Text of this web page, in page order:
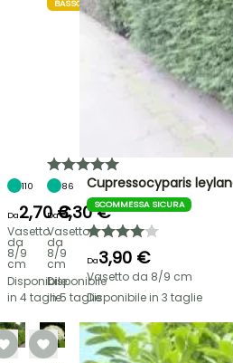
110
Da2,70 €
Vasetto
da
8/9
cm
Disponibile
in 4 taglie
BASSO
86
Da3,30 €
Vasetto
da
8/9
cm
Disponibile
in 5 taglie
Cupressocyparis
SCOMMESSA SICURA
Da3,90 €
Vasetto da 8/9 cm
Disponibile in 3 taglie